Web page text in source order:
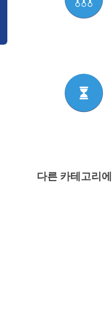
다른 카테고리